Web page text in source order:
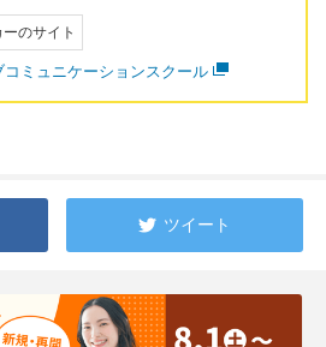
のサイト
ミュニケーションスクール
ツイート